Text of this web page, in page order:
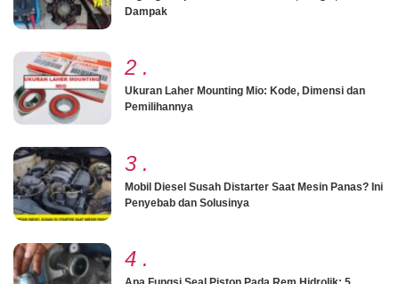
Dampak
2 .
Ukuran Laher Mounting Mio: Kode, Dimensi dan
Pemilihannya
3 .
Mobil Diesel Susah Distarter Saat Mesin Panas? Ini
Penyebab dan Solusinya
4 .